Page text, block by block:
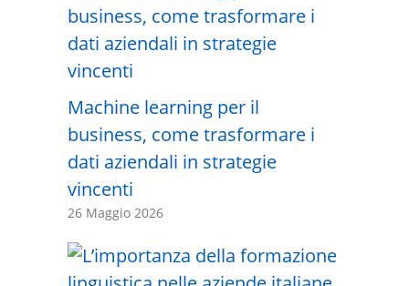
Machine learning per il
business, come trasformare i
dati aziendali in strategie
vincenti
26 Maggio 2026